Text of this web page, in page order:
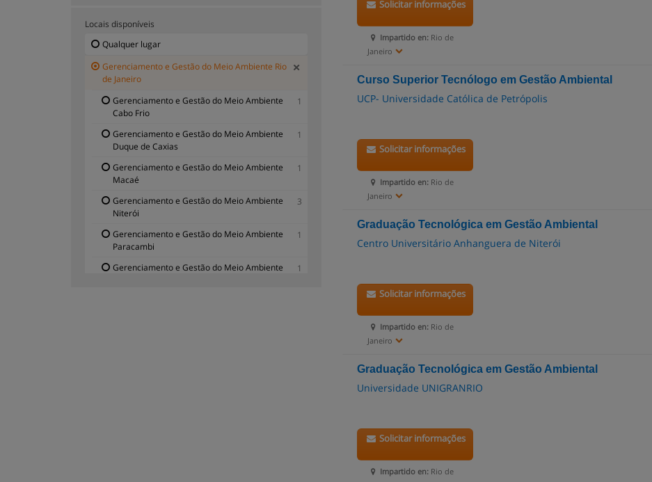
Impartido en: Rio de
Janeiro
Solicitar informações
Curso Superior Tecnólogo em Gestão Ambiental
UCP- Universidade Católica de Petrópolis
Impartido en: Rio de
Janeiro
Solicitar informações
Graduação Tecnológica em Gestão Ambiental
Centro Universitário Anhanguera de Niterói
Impartido en: Rio de
Janeiro
Solicitar informações
Graduação Tecnológica em Gestão Ambiental
Universidade UNIGRANRIO
Impartido en: Rio de
Solicitar informações
Locais disponíveis
Qualquer lugar
Gerenciamento e Gestão do Meio Ambiente Rio
de Janeiro
Gerenciamento e Gestão do Meio Ambiente
Cabo Frio
1
Gerenciamento e Gestão do Meio Ambiente
Duque de Caxias
1
Gerenciamento e Gestão do Meio Ambiente
Macaé
1
Gerenciamento e Gestão do Meio Ambiente
Niterói
3
Gerenciamento e Gestão do Meio Ambiente
Paracambi
1
Gerenciamento e Gestão do Meio Ambiente
1